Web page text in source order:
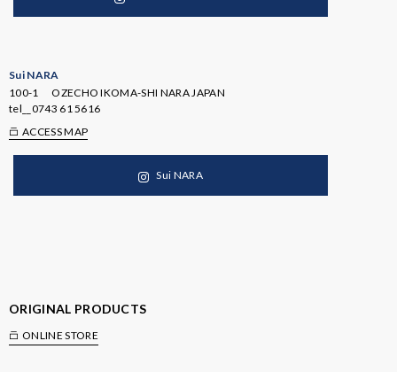
Sui NARA
100-1 OZECHO IKOMA-SHI NARA JAPAN
tel__ 0743 61 5616
ACCESS MAP
Sui NARA
ORIGINAL PRODUCTS
ONLINE STORE